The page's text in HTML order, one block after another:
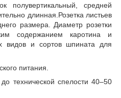
полувертикальный, средней
длинная.Розетка листьев
размера. Диаметр розетки
содержанием каротина и
видов и сортов шпината для
питания.
технической спелости 40–50